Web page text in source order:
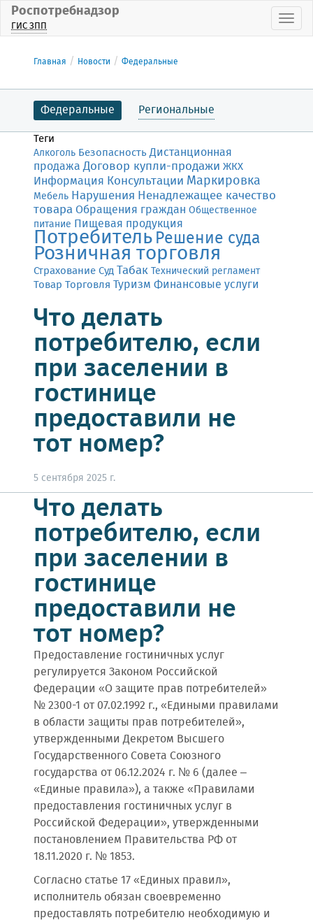
Роспотребнадзор
ГИС ЗПП
Главная Новости Федеральные
Федеральные Региональные
Теги
Алкоголь БезопасностьДистанционная
продажа Договор купли-продажи ЖКХ
Информация Консультации Маркировка
Мебель Нарушения Ненадлежащее качество
товара Обращения граждан Общественное
питание Пищевая продукция
ПотребительРешение суда
Розничная торговля
СтрахованиеСудТабакТехнический регламент
Товар Торговля Туризм Финансовые услуги
Что делать
потребителю, если
при заселении в
гостинице
предоставили не
тот номер?
5 сентября 2025 г.
Что делать
потребителю, если
при заселении в
гостинице
предоставили не
тот номер?
Предоставление гостиничных услуг
регулируется Законом Российской
Федерации «О защите прав потребителей»
№ 2300-1 от 07.02.1992 г., «Едиными правилами
в области защиты прав потребителей»,
утвержденными Декретом Высшего
Государственного Совета Союзного
государства от 06.12.2024 г. № 6 (далее –
«Единые правила»), а также «Правилами
предоставления гостиничных услуг в
Российской Федерации», утвержденными
постановлением Правительства РФ от
18.11.2020 г. № 1853.
Согласно статье 17 «Единых правил»,
исполнитель обязан своевременно
предоставлять потребителю необходимую и